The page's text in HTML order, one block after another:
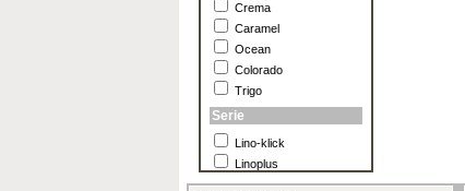
Crema
Caramel
Ocean
Colorado
Trigo
Serie
Lino-klick
Linoplus